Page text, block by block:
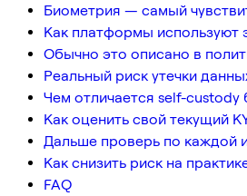
Биометрия — самый
Как платформы используют
Обычно это описано в
Реальный риск утечки
Чем отличается self-custody
Как оценить свой текущий
Дальше проверь по каждой
Как снизить риск на
FAQ